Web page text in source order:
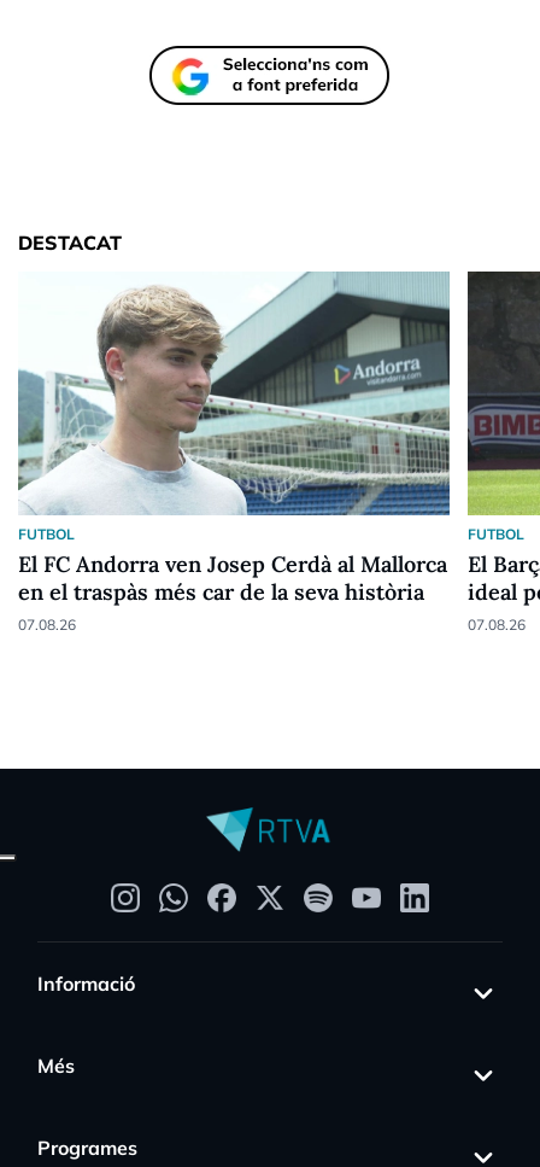
DESTACAT
FUTBOL
El FC Andorra ven Josep Cerdà al Mallorca
en el traspàs més car de la seva història
07.08.26
FUTBOL
El
ideal
07.08.26
Informació
Més
Programes